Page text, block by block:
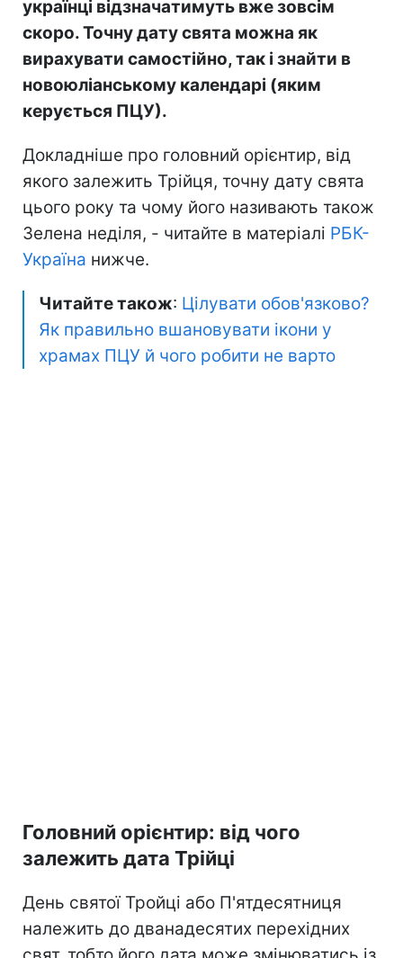
українці відзначатимуть вже зовсім
скоро. Точну дату свята можна як
вирахувати самостійно, так і знайти в
новоюліанському календарі (яким
керується ПЦУ).
Докладніше про головний орієнтир, від
якого залежить Трійця, точну дату свята
цього року та чому його називають також
Зелена неділя, - читайте в матеріалі РБК-
Україна нижче.
Читайте також: Цілувати обов'язково?
Як правильно вшановувати ікони у
храмах ПЦУ й чого робити не варто
Головний орієнтир: від чого
залежить дата Трійці
День святої Тройці або П'ятдесятниця
належить до дванадесятих перехідних